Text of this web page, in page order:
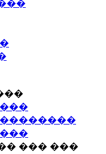
��� ���